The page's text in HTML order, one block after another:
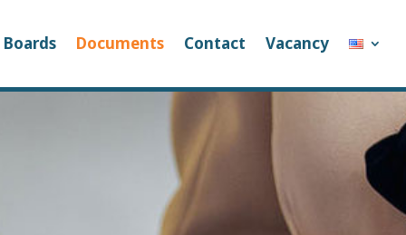
Boards Documents Contact Vacancy